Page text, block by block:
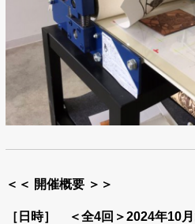
＜＜ 開催概要 ＞＞
［日時］ ＜全4回＞2024年10月